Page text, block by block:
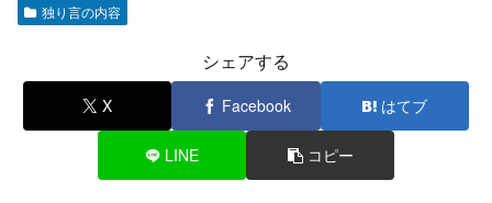
独り言の内容
シェアする
X Facebook はてブ
LINE コピー